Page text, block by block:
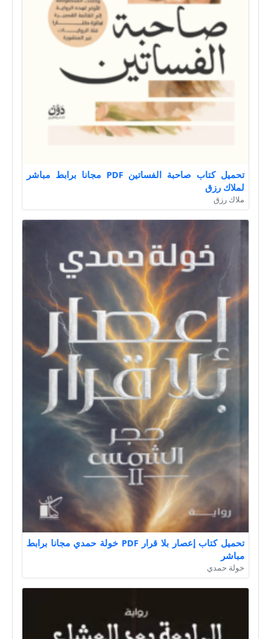
تحميل كتاب صاحبة الفساتين PDF مجانا برابط مباشر
لملاك رزق
ملاك رزق
تحميل كتاب إعصار بلا قرار PDF خولة حمدي مجانا برابط
مباشر
خولة حمدي